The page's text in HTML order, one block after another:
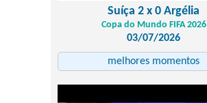
Suíça 2 x 0 Argélia
Copa do Mundo FIFA 2026
03/07/2026
melhores momentos